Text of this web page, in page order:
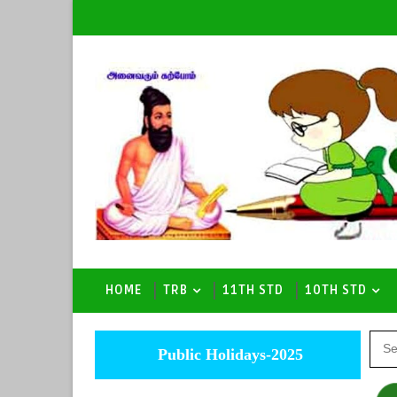
HOME TRB 11TH STD 10TH STD
Public Holidays-2025